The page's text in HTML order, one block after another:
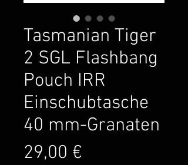
Tasmanian Tiger
2 SGL Flashbang
Pouch IRR
Einschubtasche
40 mm-Granaten
29,00 €